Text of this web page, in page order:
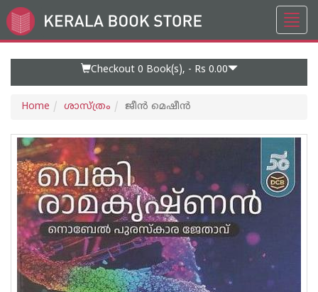
Go
to
Checkout 0 Book(s), - Rs 0.00
Home ശാസ്ത്രം ജീൻ മെഷീൻ